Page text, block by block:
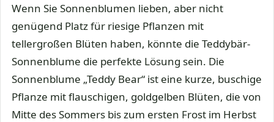
Wenn Sie Sonnenblumen lieben, aber nicht
genügend Platz für riesige Pflanzen mit
tellergroßen Blüten haben, könnte die Teddybär-
Sonnenblume die perfekte Lösung sein. Die
Sonnenblume „Teddy Bear“ ist eine kurze, buschige
Pflanze mit flauschigen, goldgelben Blüten, die von
Mitte des Sommers bis zum ersten Frost im Herbst